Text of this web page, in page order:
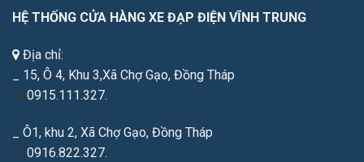
HỆ THỐNG CỬA HÀNG XE ĐẠP ĐIỆN VĨNH TRUNG
Địa chỉ:
_ 15, Ô 4, Khu 3,Xã Chợ Gạo, Đồng Tháp
0915.111.327.
_ Ô1, khu 2, Xã Chợ Gạo, Đồng Tháp
0916.822.327.